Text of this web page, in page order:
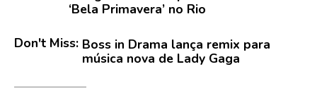
‘Bela Primavera’ no Rio
Don't Miss: Boss in Drama lança remix para
música nova de Lady Gaga